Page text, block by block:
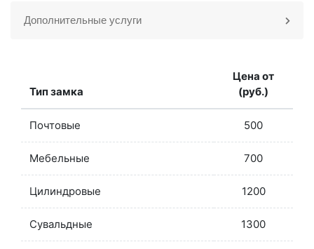
Дополнительные услуги
Тип замка
Цена от
(руб.)
Почтовые 500
Мебельные 700
Цилиндровые 1200
Сувальдные 1300